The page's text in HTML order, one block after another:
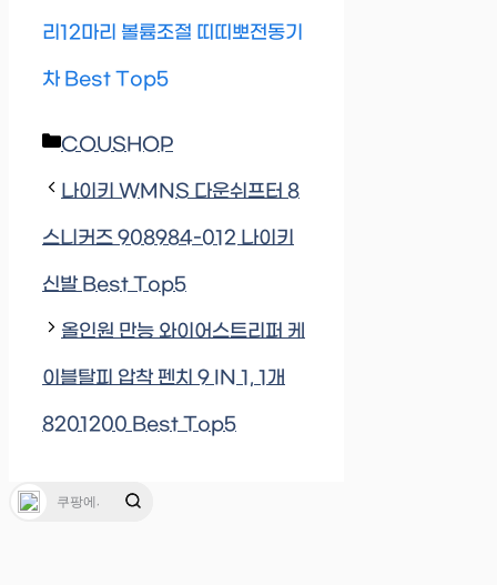
리12마리 볼륨조절 띠띠뽀전동기
차 Best Top5
Categories
COUSHOP
나이키 WMNS 다운쉬프터 8
스니커즈 908984-012 나이키
신발 Best Top5
올인원 만능 와이어스트리퍼 케
이블탈피 압착 펜치 9 IN 1, 1개
8201200 Best Top5